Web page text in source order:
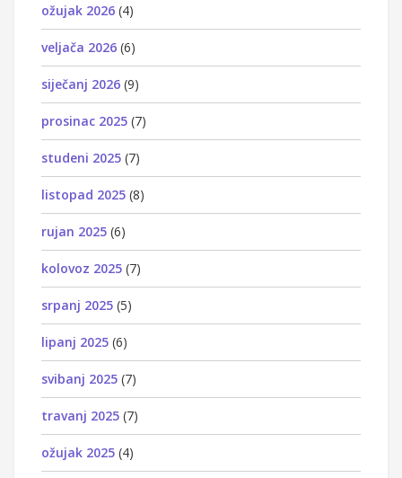
ožujak 2026 (4)
veljača 2026 (6)
siječanj 2026 (9)
prosinac 2025 (7)
studeni 2025 (7)
listopad 2025 (8)
rujan 2025 (6)
kolovoz 2025 (7)
srpanj 2025 (5)
lipanj 2025 (6)
svibanj 2025 (7)
travanj 2025 (7)
ožujak 2025 (4)